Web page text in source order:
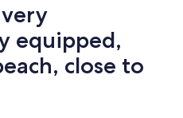
equipped,
close to